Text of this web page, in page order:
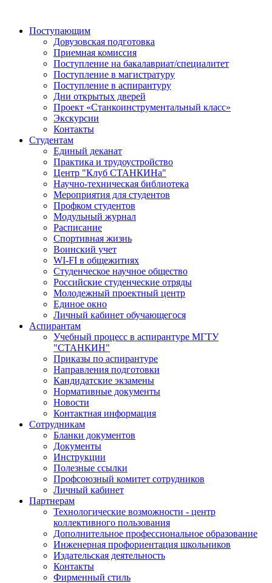
Поступающим
Довузовская подготовка
Приемная комиссия
Поступление на бакалавриат/специалитет
Поступление в магистратуру
Поступление в аспирантуру
Дни открытых дверей
Проект «Станкоинструментальный класс»
Экскурсии
Контакты
Студентам
Единый деканат
Практика и трудоустройство
Центр "Клуб СТАНКИНа"
Научно-техническая библиотека
Мероприятия для студентов
Профком студентов
Модульный журнал
Расписание
Спортивная жизнь
Воинский учет
WI-FI в общежитиях
Студенческое научное общество
Российские студенческие отряды
Молодежный проектный центр
Единое окно
Личный кабинет обучающегося
Аспирантам
Учебный процесс в аспирантуре МГТУ
"СТАНКИН"
Приказы по аспирантуре
Направления подготовки
Кандидатские экзамены
Нормативные документы
Новости
Контактная информация
Сотрудникам
Бланки документов
Документы
Инструкции
Полезные ссылки
Профсоюзный комитет сотрудников
Личный кабинет
Партнерам
Технологические возможности - центр
коллективного пользования
Дополнительное профессиональное образование
Инженерная профориентация школьников
Издательская деятельность
Контакты
Фирменный стиль